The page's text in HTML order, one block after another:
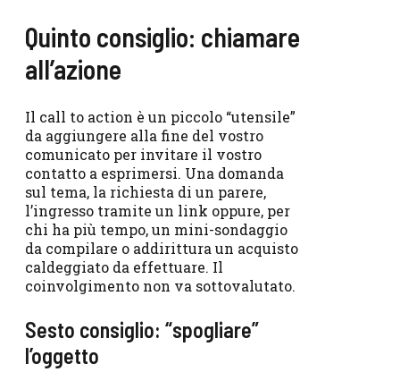
Quinto consiglio: chiamare
all’azione
Il call to action è un piccolo “utensile”
da aggiungere alla fine del vostro
comunicato per invitare il vostro
contatto a esprimersi. Una domanda
sul tema, la richiesta di un parere,
l’ingresso tramite un link oppure, per
chi ha più tempo, un mini-sondaggio
da compilare o addirittura un acquisto
caldeggiato da effettuare. Il
coinvolgimento non va sottovalutato.
Sesto consiglio: “spogliare”
l’oggetto